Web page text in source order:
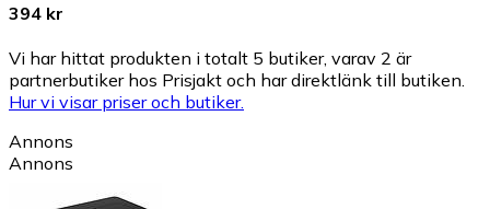
394 kr
Vi har hittat produkten i totalt 5 butiker, varav 2 är
partnerbutiker hos Prisjakt och har direktlänk till butiken.
Hur vi visar priser och butiker.
Annons
Annons